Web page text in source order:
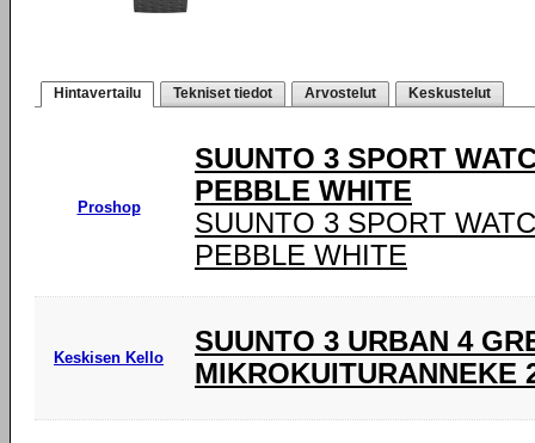
Hintavertailu Tekniset tiedot Arvostelut Keskustelut
Proshop
SUUNTO 3 SPORT
PEBBLE WHITE
SUUNTO 3 SPORT
PEBBLE WHITE
Keskisen Kello
SUUNTO 3 URBAN 4
MIKROKUITURANNEKE